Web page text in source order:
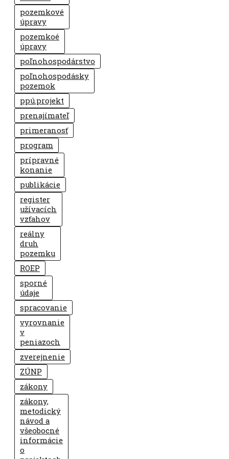
pozemkové
úpravy
pozemkoé
úpravy
poľnohospodárstvo
poľnohospodásky
pozemok
ppú.projekt
prenajímateľ
primeranosť
program
prípravné
konanie
publikácie
register
užívacích
vzťahov
reálny
druh
pozemku
ROEP
sporné
údaje
spracovanie
vyrovnanie
v
peniazoch
zverejnenie
ZÚNP
zákony
zákony,
metodický
návod a
všeobocné
informácie
o